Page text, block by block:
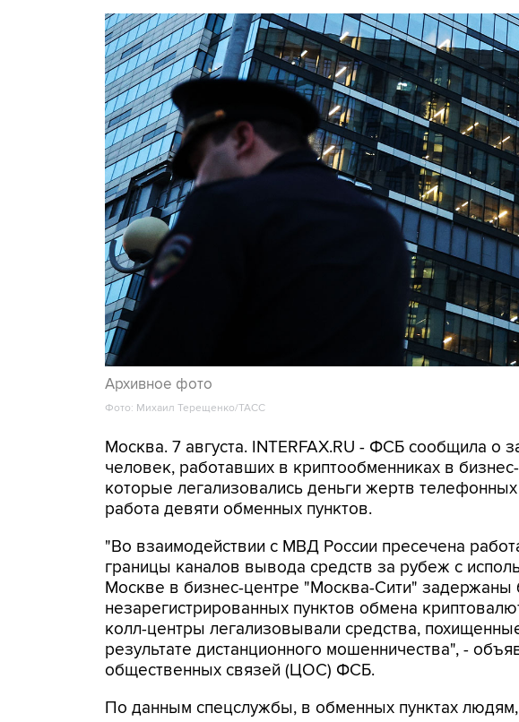
Архивное фото
Фото: Михаил Терещенко/ТАСС
Москва. 7 августа. INTERFAX.RU - ФСБ сообщила о
человек, работавших в криптообменниках в
которые легализовались деньги жертв
работа девяти обменных пунктов.
"Во взаимодействии с МВД России пресечена
границы каналов вывода средств за рубеж с
Москве в бизнес-центре "Москва-Сити" задержаны
незарегистрированных пунктов обмена
колл-центры легализовывали средства,
результате дистанционного мошенничества", -
общественных связей (ЦОС) ФСБ.
По данным спецслужбы, в обменных пунктах